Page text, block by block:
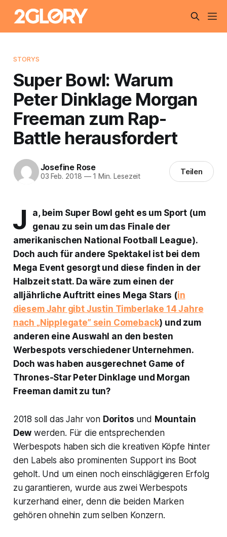
STORYS
Super Bowl: Warum
Peter Dinklage Morgan
Freeman zum Rap-
Battle herausfordert
Josefine Rose
03 Feb. 2018 —1 Min. Lesezeit Teilen
J
a, beim Super Bowl geht es um Sport (um
genau zu sein um das Finale der
amerikanischen National Football League).
Doch auch für andere Spektakel ist bei dem
Mega Event gesorgt und diese finden in der
Halbzeit statt. Da wäre zum einen der
alljährliche Auftritt eines Mega Stars (in
diesem Jahr gibt Justin Timberlake 14 Jahre
nach „Nipplegate” sein Comeback) und zum
anderen eine Auswahl an den besten
Werbespots verschiedener Unternehmen.
Doch was haben ausgerechnet Game of
Thrones-Star Peter Dinklage und Morgan
Freeman damit zu tun?
2018 soll das Jahr von Doritos und Mountain
Dew werden. Für die entsprechenden
Werbespots haben sich die kreativen Köpfe hinter
den Labels also prominenten Support ins Boot
geholt. Und um einen noch einschlägigeren Erfolg
zu garantieren, wurde aus zwei Werbespots
kurzerhand einer, denn die beiden Marken
gehören ohnehin zum selben Konzern.